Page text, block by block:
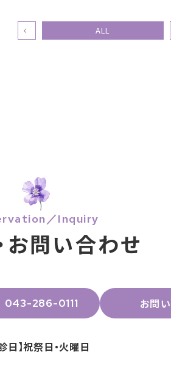
ALL
／Inquiry
お問い合わせ
043-286-0111 お問
日】祝祭日・火曜日